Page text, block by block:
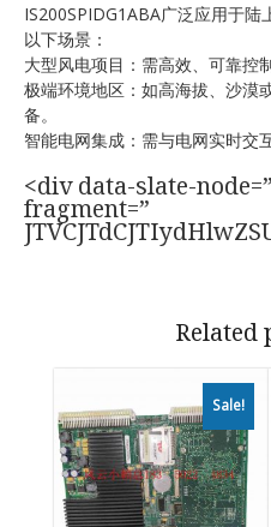
IS200SPIDG1ABA广泛应用于
以下场景：
大型风电项目：需高效、可靠控
极端环境地区：如高海拔、沙漠
备。
智能电网集成：需与电网实时交
<div data-slate-
fragment=”
Related
Sale!